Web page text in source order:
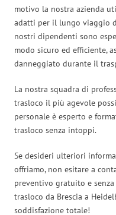
motivo la nostra azienda
adatti per il lungo viaggio
nostri dipendenti sono
modo sicuro ed efficiente,
danneggiato durante il
La nostra squadra di
trasloco il più agevole
personale è esperto e
trasloco senza intoppi.
Se desideri ulteriori
offriamo, non esitare a
preventivo gratuito e
trasloco da Brescia a
soddisfazione totale!